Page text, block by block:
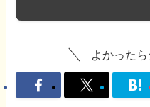
よかったら